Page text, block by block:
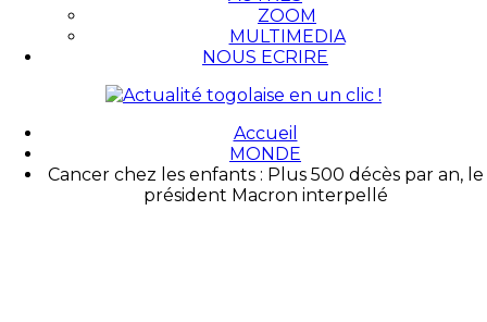
ZOOM
MULTIMEDIA
NOUS ECRIRE
Accueil
MONDE
Cancer chez les enfants : Plus 500 décès par an, le
président Macron interpellé